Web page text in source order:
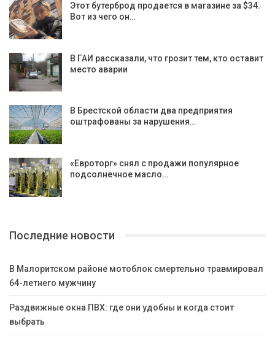
Этот бутерброд продается в магазине за $34.
Вот из чего он…
В ГАИ рассказали, что грозит тем, кто оставит
место аварии
В Брестской области два предприятия
оштрафованы за нарушения…
«Евроторг» снял с продажи популярное
подсолнечное масло…
Последние новости
В Малоритском районе мотоблок смертельно травмировал
64-летнего мужчину
Раздвижные окна ПВХ: где они удобны и когда стоит
выбрать